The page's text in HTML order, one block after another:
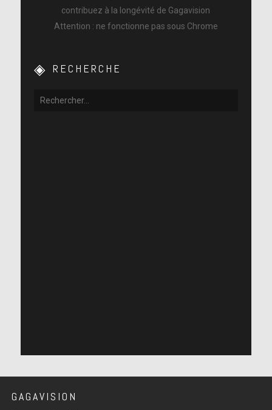
contribuez à la longévité de Gagavision
Attention : ne fonctionne pas sous Chrome
RECHERCHE
GAGAVISION